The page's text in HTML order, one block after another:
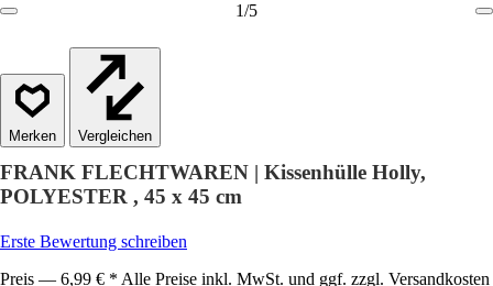
1/5
Vergleichen
FRANK FLECHTWAREN | Kissenhülle Holly,
POLYESTER , 45 x 45 cm
Erste Bewertung schreiben
Preis — 6,99 € * Alle Preise inkl. MwSt. und ggf. zzgl. Versandkosten